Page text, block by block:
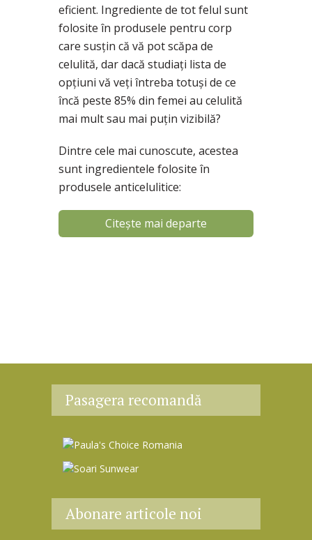
eficient. Ingrediente de tot felul sunt
folosite în produsele pentru corp
care susţin că vă pot scăpa de
celulită, dar dacă studiaţi lista de
opţiuni vă veţi întreba totuşi de ce
încă peste 85% din femei au celulită
mai mult sau mai puţin vizibilă?
Dintre cele mai cunoscute, acestea
sunt ingredientele folosite în
produsele anticelulitice:
Citește mai departe
Pasagera recomandă
Abonare articole noi